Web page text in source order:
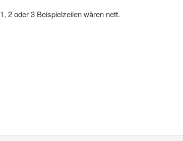
1, 2 oder 3 Beispielzeilen wären nett.